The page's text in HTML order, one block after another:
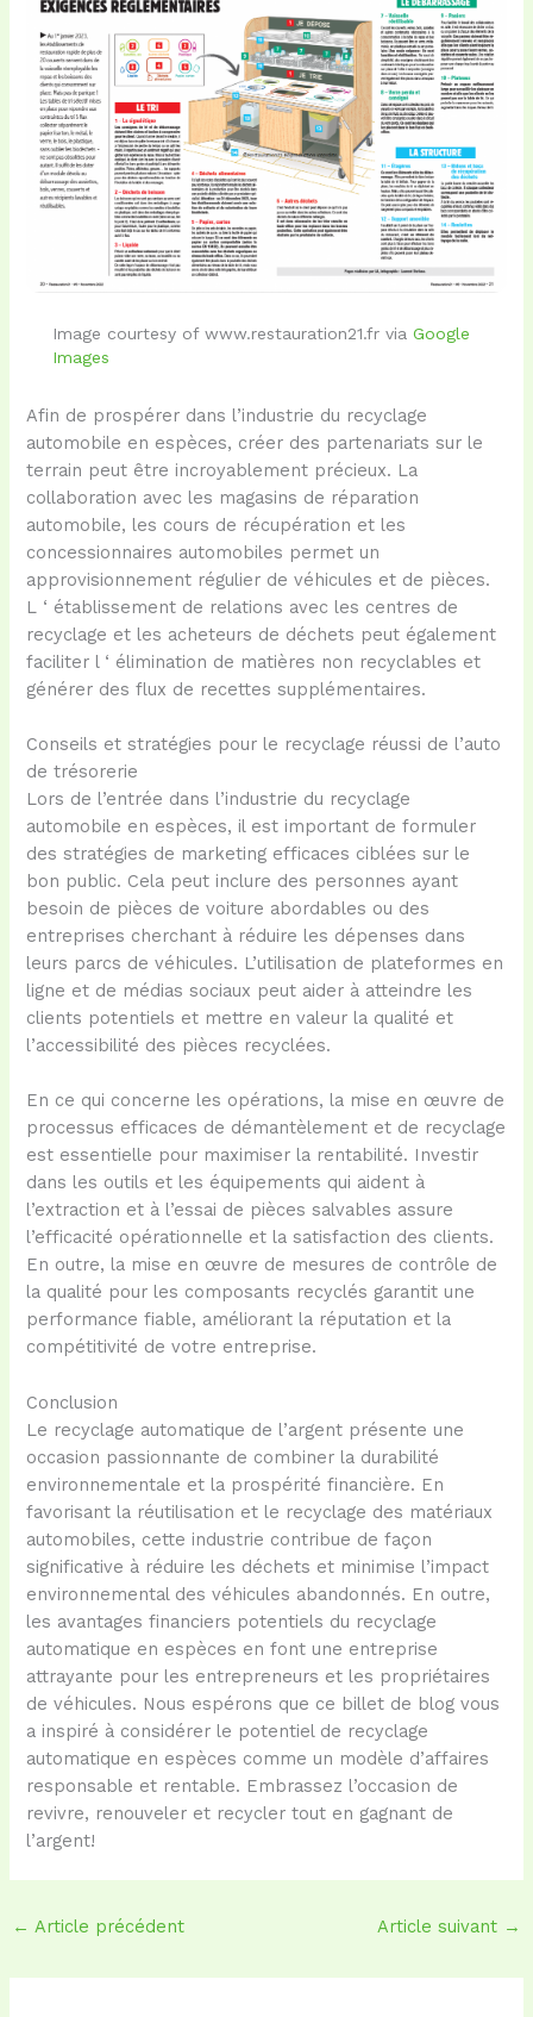
Image courtesy of www.restauration21.fr viaGoogle
Images
Afin de prospérer dans l’industrie du recyclage
automobile en espèces, créer des partenariats sur le
terrain peut être incroyablement précieux. La
collaboration avec les magasins de réparation
automobile, les cours de récupération et les
concessionnaires automobiles permet un
approvisionnement régulier de véhicules et de pièces.
L ‘ établissement de relations avec les centres de
recyclage et les acheteurs de déchets peut également
faciliter l ‘ élimination de matières non recyclables et
générer des flux de recettes supplémentaires.
Conseils et stratégies pour le recyclage réussi de l’auto
de trésorerie
Lors de l’entrée dans l’industrie du recyclage
automobile en espèces, il est important de formuler
des stratégies de marketing efficaces ciblées sur le
bon public. Cela peut inclure des personnes ayant
besoin de pièces de voiture abordables ou des
entreprises cherchant à réduire les dépenses dans
leurs parcs de véhicules. L’utilisation de plateformes en
ligne et de médias sociaux peut aider à atteindre les
clients potentiels et mettre en valeur la qualité et
l’accessibilité des pièces recyclées.
En ce qui concerne les opérations, la mise en œuvre de
processus efficaces de démantèlement et de recyclage
est essentielle pour maximiser la rentabilité. Investir
dans les outils et les équipements qui aident à
l’extraction et à l’essai de pièces salvables assure
l’efficacité opérationnelle et la satisfaction des clients.
En outre, la mise en œuvre de mesures de contrôle de
la qualité pour les composants recyclés garantit une
performance fiable, améliorant la réputation et la
compétitivité de votre entreprise.
Conclusion
Le recyclage automatique de l’argent présente une
occasion passionnante de combiner la durabilité
environnementale et la prospérité financière. En
favorisant la réutilisation et le recyclage des matériaux
automobiles, cette industrie contribue de façon
significative à réduire les déchets et minimise l’impact
environnemental des véhicules abandonnés. En outre,
les avantages financiers potentiels du recyclage
automatique en espèces en font une entreprise
attrayante pour les entrepreneurs et les propriétaires
de véhicules. Nous espérons que ce billet de blog vous
a inspiré à considérer le potentiel de recyclage
automatique en espèces comme un modèle d’affaires
responsable et rentable. Embrassez l’occasion de
revivre, renouveler et recycler tout en gagnant de
l’argent!
← Article précédent Article suivant →